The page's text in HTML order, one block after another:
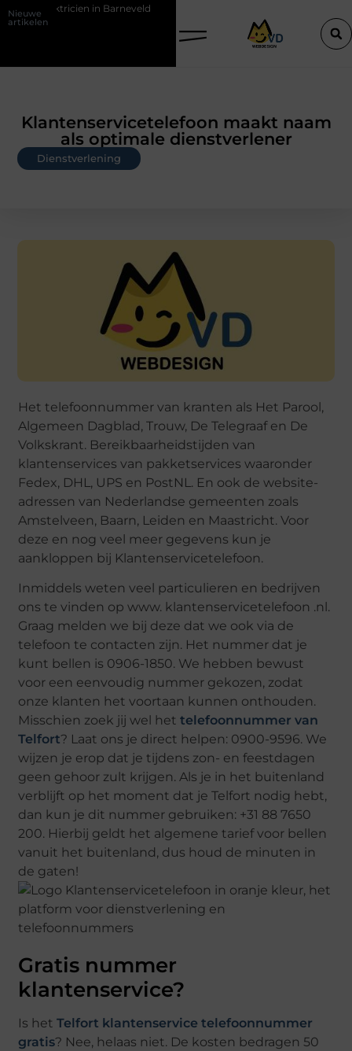
Nieuwe
artikelen
in Barneveld De Perfecte Gids voor Vloerbedekking in Purmerend
Klantenservicetelefoon maakt naam
als optimale dienstverlener
Dienstverlening
Het telefoonnummer van kranten als Het Parool,
Algemeen Dagblad, Trouw, De Telegraaf en De
Volkskrant. Bereikbaarheidstijden van
klantenservices van pakketservices waaronder
Fedex, DHL, UPS en PostNL. En ook de website-
adressen van Nederlandse gemeenten zoals
Amstelveen, Baarn, Leiden en Maastricht. Voor
deze en nog veel meer gegevens kun je
aankloppen bij Klantenservicetelefoon.
Inmiddels weten veel particulieren en bedrijven
ons te vinden op www. klantenservicetelefoon .nl.
Graag melden we bij deze dat we ook via de
telefoon te contacten zijn. Het nummer dat je
kunt bellen is 0906-1850. We hebben bewust
voor een eenvoudig nummer gekozen, zodat
onze klanten het voortaan kunnen onthouden.
Misschien zoek jij wel hettelefoonnummer van
Telfort? Laat ons je direct helpen: 0900-9596. We
wijzen je erop dat je tijdens zon- en feestdagen
geen gehoor zult krijgen. Als je in het buitenland
verblijft op het moment dat je Telfort nodig hebt,
dan kun je dit nummer gebruiken: +31 88 7650
200. Hierbij geldt het algemene tarief voor bellen
vanuit het buitenland, dus houd de minuten in
de gaten!
Gratis nummer
klantenservice?
Is hetTelfort klantenservice telefoonnummer
gratis? Nee, helaas niet. De kosten bedragen 50